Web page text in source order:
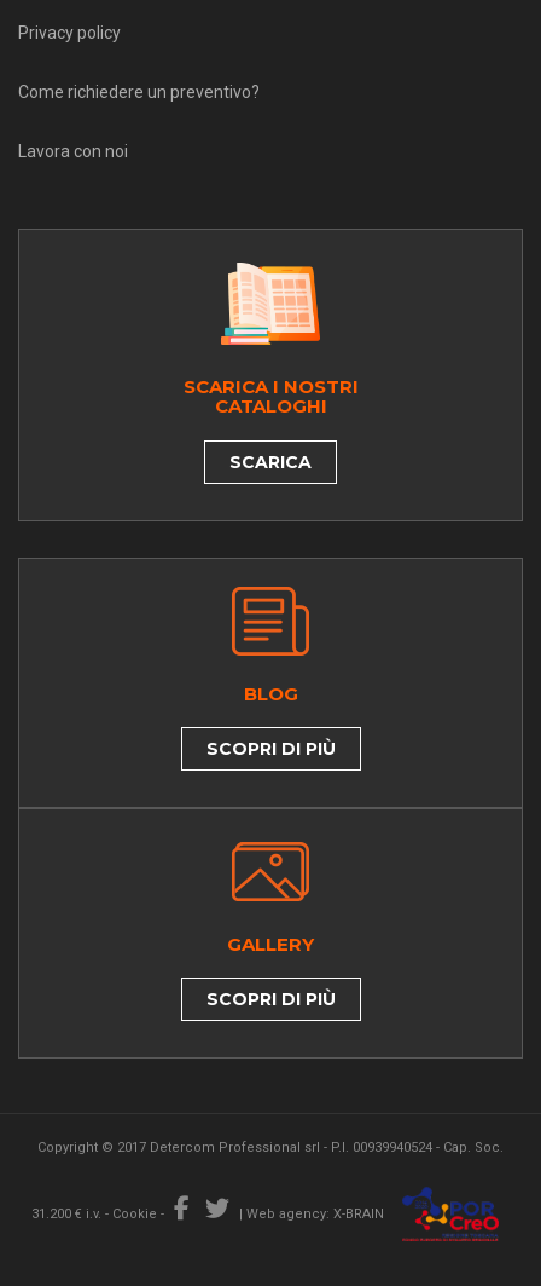
Privacy policy
Come richiedere un preventivo?
Lavora con noi
SCARICA I NOSTRI
CATALOGHI
SCARICA
BLOG
SCOPRI DI PIÙ
GALLERY
SCOPRI DI PIÙ
Copyright © 2017 Detercom Professional srl - P.I. 00939940524 - Cap. Soc.
31.200 € i.v. - Cookie - | Web agency: X-BRAIN